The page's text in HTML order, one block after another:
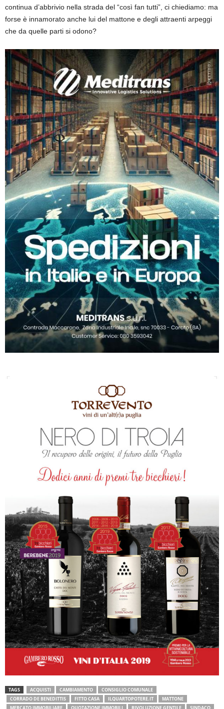
continua d’abbrivio nella strada del “così fan tutti”, ci chiediamo: ma
forse è innamorato anche lui del mattone e degli attraenti arpeggi
che da quelle parti si odono?
TAGS ACQUISTI CAMBIAMENTO
CONSIGLIO COMUNALE
CORRADO DE BENEDITTIS
FITTO CASA ILQUARTOPOTERE.IT
MATTONE